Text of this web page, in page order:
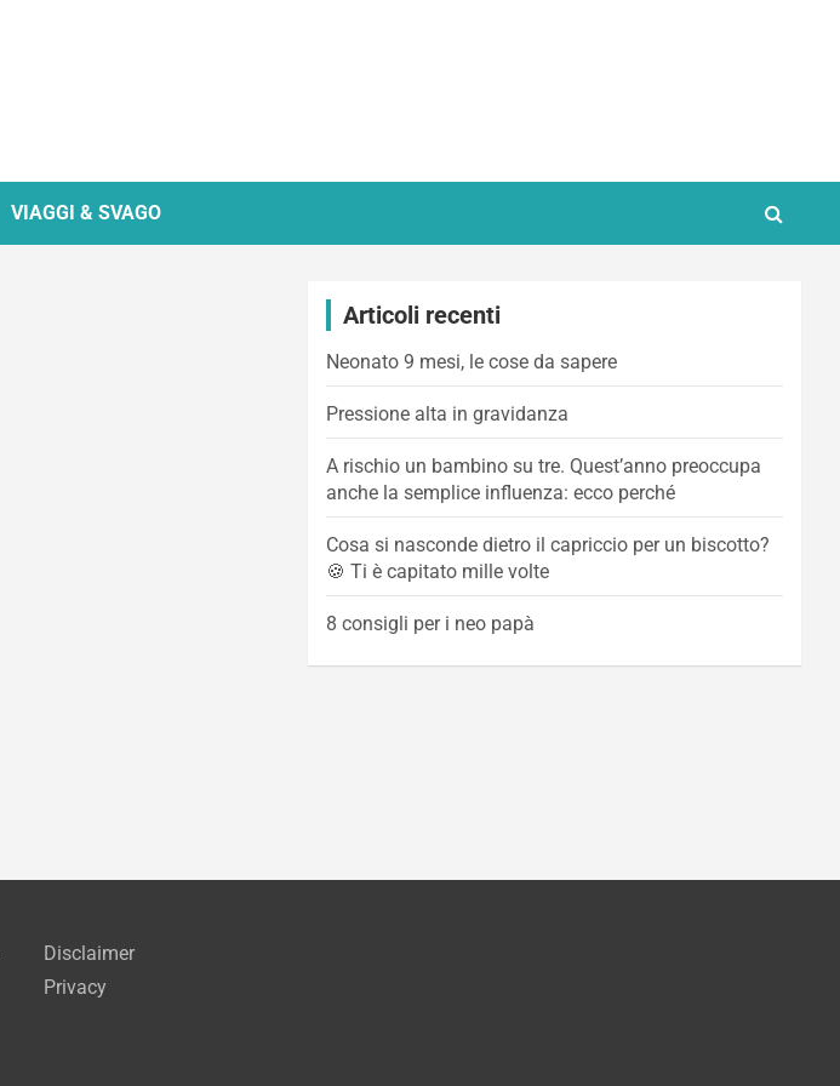
VIAGGI & SVAGO
Articoli recenti
Neonato 9 mesi, le cose da sapere
Pressione alta in gravidanza
A rischio un bambino su tre. Quest’anno preoccupa
anche la semplice influenza: ecco perché
Cosa si nasconde dietro il capriccio per un biscotto?
🍪 Ti è capitato mille volte
8 consigli per i neo papà
Disclaimer
Privacy